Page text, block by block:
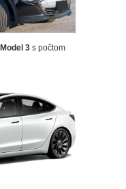
3 s počtom